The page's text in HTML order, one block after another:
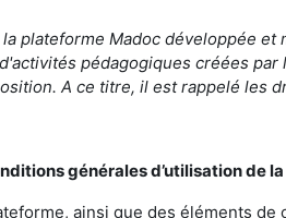
plateforme Madoc développée et
pédagogiques créées par
A ce titre, il est rappelé les
générales d’utilisation de
ainsi que des éléments